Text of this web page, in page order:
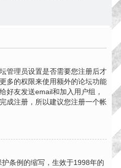
管理员设置是否需要您注册后才
多的权限来使用额外的论坛功能
好友发送email和加入用户组，
成注册，所以建议您注册一个帐
条例的缩写，生效于1998年的